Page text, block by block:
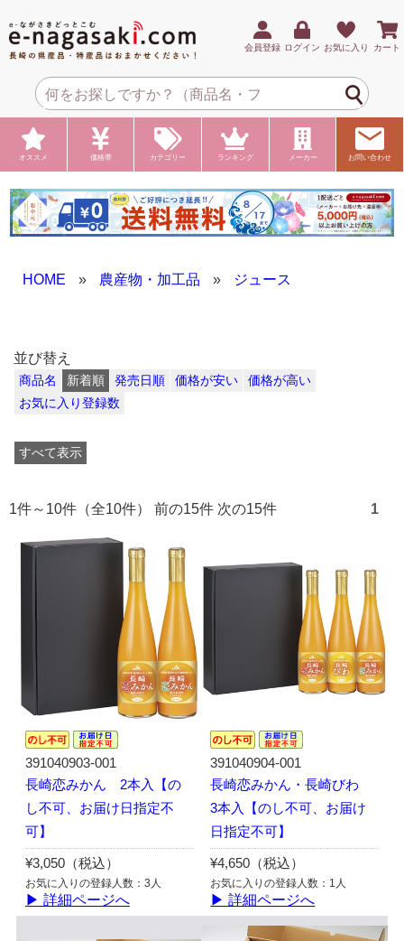
会員登録 ログイン お気に入り カート
オススメ 価格帯 カテゴリー ランキング メーカー お問い合わせ
HOME » 農産物・加工品 » ジュース
並び替え
商品名 新着順 発売日順 価格が安い
価格が高い
お気に入り登録数
すべて表示
1件～10件（全10件） 前の15件 次の15件 1
391040903-001
長崎恋みかん 2本入【の
し不可、お届け日指定不
可】
¥3,050（税込）
お気に入りの登録人数：3人
▶ 詳細ページへ
391040904-001
長崎恋みかん・長崎びわ
3本入【のし不可、お届け
日指定不可】
¥4,650（税込）
お気に入りの登録人数：1人
▶ 詳細ページへ